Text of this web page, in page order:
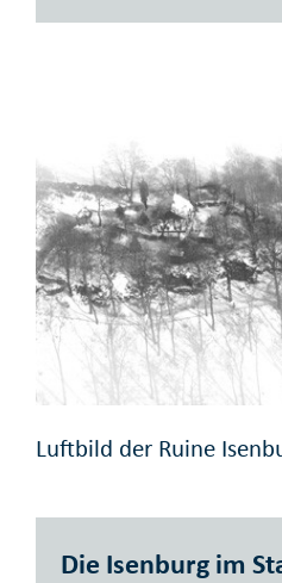
Luftbild der Ruine
Die Isenburg im